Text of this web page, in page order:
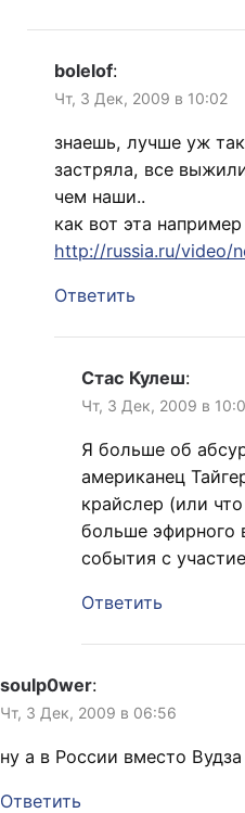
bolelof:
Чт, 3 Дек, 2009 в 10:02
знаешь, лучше уж
застряла, все
чем наши..
как вот эта
http://russia.ru/video/
Ответить
Стас Кулеш:
Чт, 3 Дек, 2009 в
Я больше об
американец
крайслер (или
больше эфирного
события с
Ответить
soulp0wer:
Чт, 3 Дек, 2009 в 06:56
ну а в России вместо
Ответить